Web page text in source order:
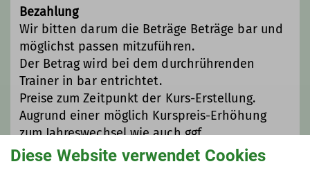
eine Möglichkeit eure
Kletterfähigkeiten weiterzuentwickeln
und in einer angenehmen Atmosphäre
zu trainieren. Falls ihr Interesse habt,
das Klettern bei uns einmal
auszuprobieren, bieten wir auch
Schnupperklettertermine an. Bitte
wendet euch dazu an die
angegebenen Ansprechpartner im
Tourenleiterverzeichnis.
Bezahlung
Wir bitten darum die Beträge Beträge bar und
möglichst passen mitzuführen.
Der Betrag wird bei dem durchrührenden
Trainer in bar entrichtet.
Preise zum Zeitpunkt der Kurs-Erstellung.
Augrund einer möglich Kurspreis-Erhöhung
zum Jahreswechsel wie auch ggf.
Essensbestellung in der Pause wird empfohlen
Diese Website verwendet Cookies